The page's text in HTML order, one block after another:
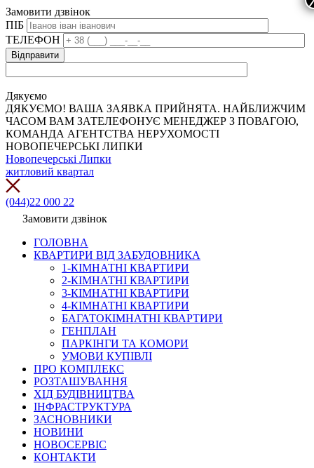
Замовити дзвінок
ПІБ
ТЕЛЕФОН
Дякуємо
ДЯКУЄМО! ВАША ЗАЯВКА ПРИЙНЯТА. НАЙБЛИЖЧИМ
ЧАСОМ ВАМ ЗАТЕЛЕФОНУЄ МЕНЕДЖЕР З ПОВАГОЮ,
КОМАНДА АГЕНТСТВА НЕРУХОМОСТІ
НОВОПЕЧЕРСЬКІ ЛИПКИ
Новопечерські Липки
житловий квартал
(044)22 000 22
Замовити дзвінок
ГОЛОВНА
КВАРТИРИ ВІД ЗАБУДОВНИКА
1-КІМНАТНІ КВАРТИРИ
2-КІМНАТНІ КВАРТИРИ
3-КІМНАТНІ КВАРТИРИ
4-КІМНАТНІ КВАРТИРИ
БАГАТОКІМНАТНІ КВАРТИРИ
ГЕНПЛАН
ПАРКІНГИ ТА КОМОРИ
УМОВИ КУПІВЛІ
ПРО КОМПЛЕКС
РОЗТАШУВАННЯ
ХІД БУДІВНИЦТВА
ІНФРАСТРУКТУРА
ЗАСНОВНИКИ
НОВИНИ
НОВОСЕРВІС
КОНТАКТИ